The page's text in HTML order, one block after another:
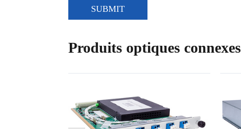
SUBMIT
Produits optiques connexes